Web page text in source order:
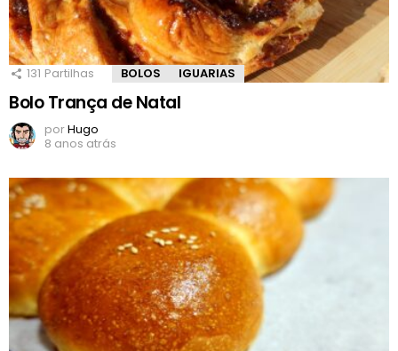
131 Partilhas BOLOS IGUARIAS
Bolo Trança de Natal
porHugo
8 anos atrás